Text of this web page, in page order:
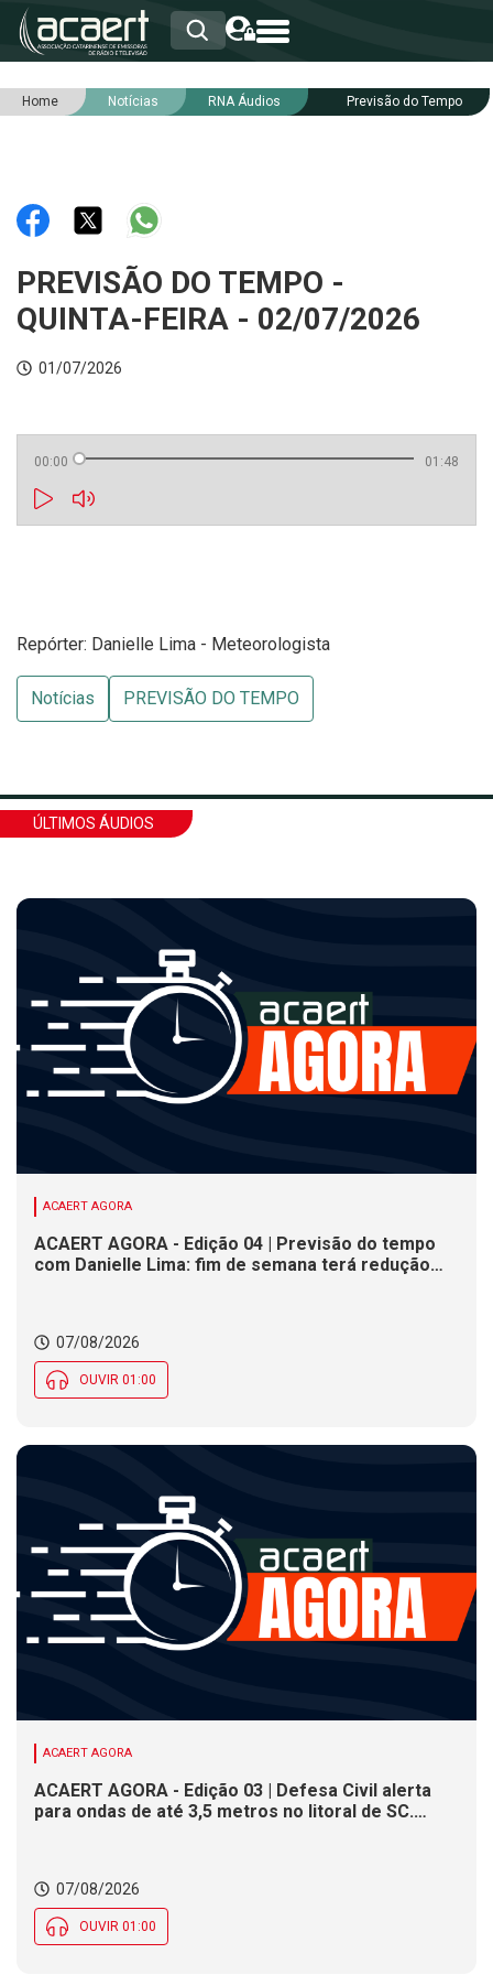
HOME
RNA
NOTÍCIAS
INTEGRIDADE
Home Notícias RNA Áudios Previsão do Tempo
PREVISÃO DO TEMPO -
QUINTA-FEIRA - 02/07/2026
01/07/2026
00:00 01:48
Repórter: Danielle Lima - Meteorologista
Notícias PREVISÃO DO TEMPO
ÚLTIMOS ÁUDIOS
ACAERT AGORA
ACAERT AGORA - Edição 04 | Previsão do tempo
com Danielle Lima: fim de semana terá redução
07/08/2026
OUVIR 01:00
ACAERT AGORA
ACAERT AGORA - Edição 03 | Defesa Civil alerta
para ondas de até 3,5 metros no litoral de SC.
07/08/2026
OUVIR 01:00